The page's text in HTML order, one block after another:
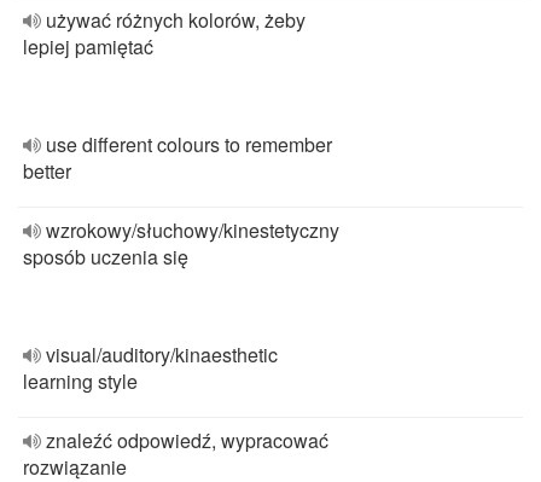
używać różnych kolorów, żeby
lepiej pamiętać
use different colours to remember
better
wzrokowy/słuchowy/kinestetyczny
sposób uczenia się
visual/auditory/kinaesthetic
learning style
znaleźć odpowiedź, wypracować
rozwiązanie